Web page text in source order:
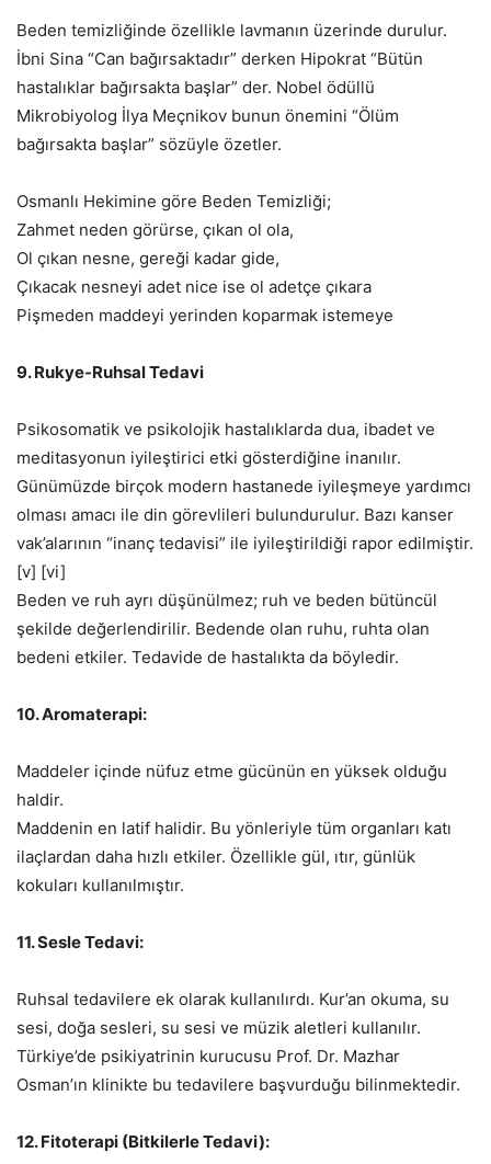
Beden temizliğinde özellikle lavmanın üzerinde durulur.
İbni Sina “Can bağırsaktadır” derken Hipokrat “Bütün
hastalıklar bağırsakta başlar” der. Nobel ödüllü
Mikrobiyolog İlya Meçnikov bunun önemini “Ölüm
bağırsakta başlar” sözüyle özetler.
Osmanlı Hekimine göre Beden Temizliği;
Zahmet neden görürse, çıkan ol ola,
Ol çıkan nesne, gereği kadar gide,
Çıkacak nesneyi adet nice ise ol adetçe çıkara
Pişmeden maddeyi yerinden koparmak istemeye
9. Rukye-Ruhsal Tedavi
Psikosomatik ve psikolojik hastalıklarda dua, ibadet ve
meditasyonun iyileştirici etki gösterdiğine inanılır.
Günümüzde birçok modern hastanede iyileşmeye yardımcı
olması amacı ile din görevlileri bulundurulur. Bazı kanser
vak’alarının “inanç tedavisi” ile iyileştirildiği rapor edilmiştir.
[v] [vi]
Beden ve ruh ayrı düşünülmez; ruh ve beden bütüncül
şekilde değerlendirilir. Bedende olan ruhu, ruhta olan
bedeni etkiler. Tedavide de hastalıkta da böyledir.
10. Aromaterapi:
Maddeler içinde nüfuz etme gücünün en yüksek olduğu
haldir.
Maddenin en latif halidir. Bu yönleriyle tüm organları katı
ilaçlardan daha hızlı etkiler. Özellikle gül, ıtır, günlük
kokuları kullanılmıştır.
11. Sesle Tedavi:
Ruhsal tedavilere ek olarak kullanılırdı. Kur’an okuma, su
sesi, doğa sesleri, su sesi ve müzik aletleri kullanılır.
Türkiye’de psikiyatrinin kurucusu Prof. Dr. Mazhar
Osman’ın klinikte bu tedavilere başvurduğu bilinmektedir.
12. Fitoterapi (Bitkilerle Tedavi):